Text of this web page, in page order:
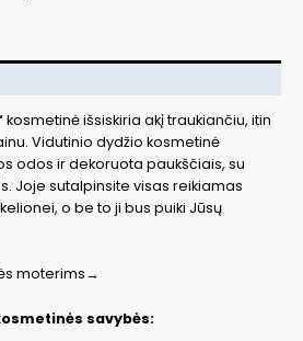
kosmetinė išsiskiria akį traukiančiu, itin
Vidutinio dydžio kosmetinė
odos ir dekoruota paukščiais, su
Joje sutalpinsite visas reikiamas
o be to ji bus puiki Jūsų
moterims→
savybės: